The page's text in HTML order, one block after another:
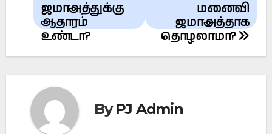
navigation
மனைவி
ஜமாஅத்தாக
தொழலாமா?
ஜமாஅத்துக்கு
ஆதாரம்
உண்டா?
ByPJ Admin